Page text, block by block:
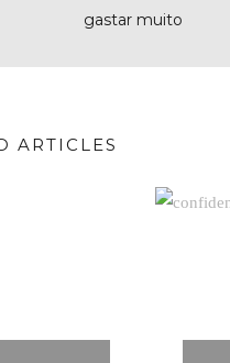
gastar muito
ARTICLES